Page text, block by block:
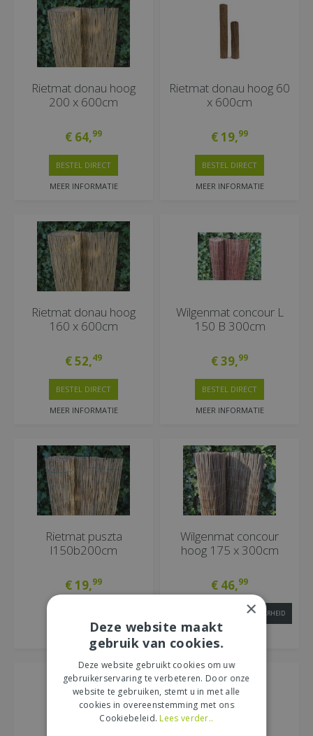
Rietmat donau hoog
200 x 600cm
€ 64,99
MEER INFORMATIE
BESTEL DIRECT
Rietmat donau hoog 60
x 600cm
€19,99
MEER INFORMATIE
BESTEL DIRECT
Rietmat donau hoog
160 x 600cm
€52,49
MEER INFORMATIE
BESTEL DIRECT
Wilgenmat concour L
150 B 300cm
€39,99
MEER INFORMATIE
BESTEL DIRECT
Rietmat puszta
l150b200cm
€19,99
MEER INFORMATIE
Wilgenmat concour
hoog 175 x 300cm
€ 46,99
MEER INFORMATIE
INFORMEER NAAR BESCHIKBAARHEID
×
Deze website maakt
gebruik van cookies.
Deze website gebruikt cookies om uw
gebruikerservaring te verbeteren. Door onze
website te gebruiken, stemt u in met alle
cookies in overeenstemming met ons
Cookiebeleid. Lees verder..